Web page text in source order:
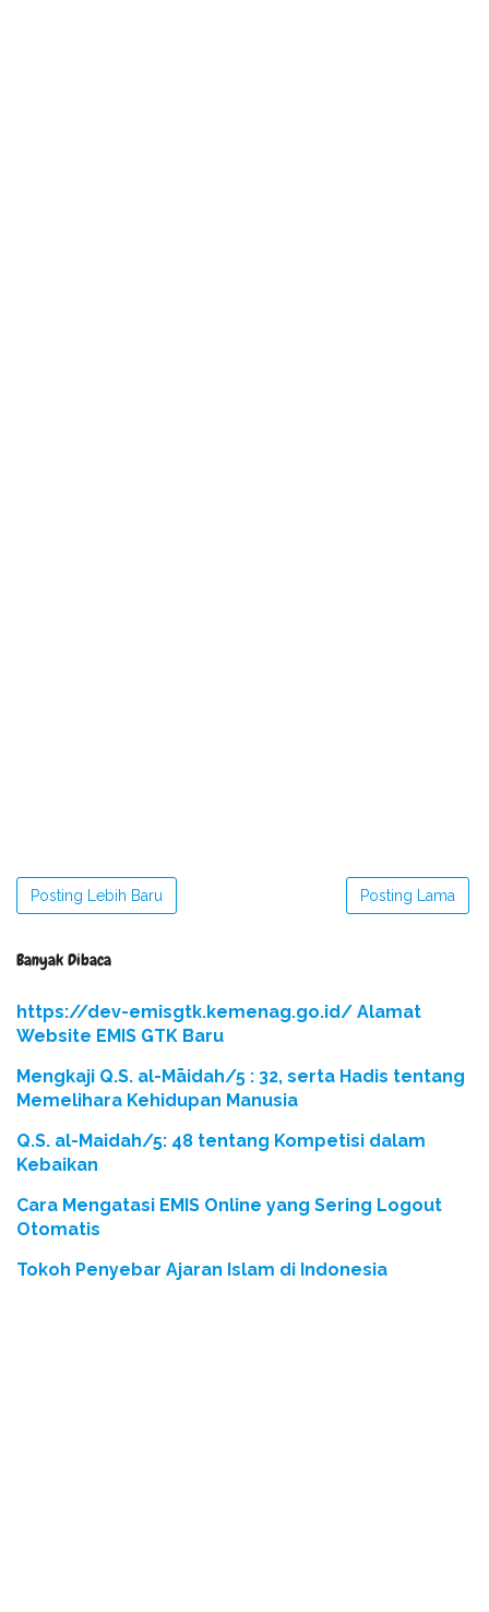
Posting Lebih Baru Posting Lama
Banyak Dibaca
https://dev-emisgtk.kemenag.go.id/ Alamat
Website EMIS GTK Baru
Mengkaji Q.S. al-Māidah/5 : 32, serta Hadis tentang
Memelihara Kehidupan Manusia
Q.S. al-Maidah/5: 48 tentang Kompetisi dalam
Kebaikan
Cara Mengatasi EMIS Online yang Sering Logout
Otomatis
Tokoh Penyebar Ajaran Islam di Indonesia